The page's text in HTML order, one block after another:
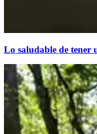
Lo saludable de tener